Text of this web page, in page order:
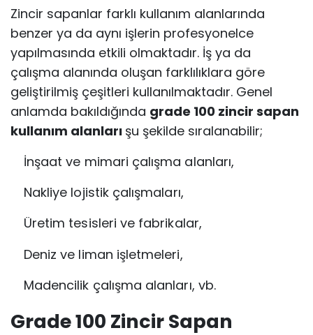
Zincir sapanlar farklı kullanım alanlarında
benzer ya da aynı işlerin profesyonelce
yapılmasında etkili olmaktadır. İş ya da
çalışma alanında oluşan farklılıklara göre
geliştirilmiş çeşitleri kullanılmaktadır. Genel
anlamda bakıldığında grade 100 zincir sapan
kullanım alanları şu şekilde sıralanabilir;
İnşaat ve mimari çalışma alanları,
Nakliye lojistik çalışmaları,
Üretim tesisleri ve fabrikalar,
Deniz ve liman işletmeleri,
Madencilik çalışma alanları, vb.
Grade 100 Zincir Sapan